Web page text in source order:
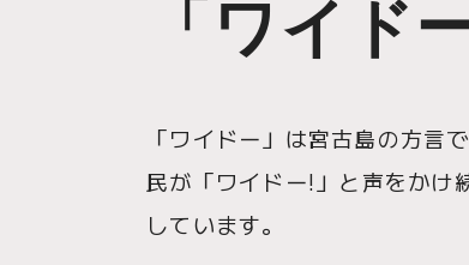
「ワイド
「ワイドー」は宮古島の方
民が「ワイドー!」と声をかけ
しています。